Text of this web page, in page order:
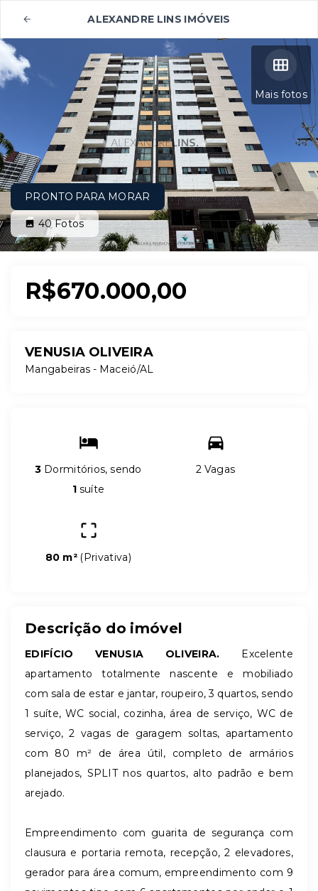
ALEXANDRE LINS IMÓVEIS
Mais fotos
PRONTO PARA MORAR
40Fotos
R$670.000,00
VENUSIA OLIVEIRA
Mangabeiras - Maceió/AL
3 Dormitórios, sendo
1 suíte
2 Vagas
80 m² (Privativa)
Descrição do imóvel
EDIFÍCIO VENUSIA OLIVEIRA. Excelente
apartamento totalmente nascente e mobiliado
com sala de estar e jantar, roupeiro, 3 quartos, sendo
1 suíte, WC social, cozinha, área de serviço, WC de
serviço, 2 vagas de garagem soltas, apartamento
com 80 m² de área útil, completo de armários
planejados, SPLIT nos quartos, alto padrão e bem
arejado.
Empreendimento com guarita de segurança com
clausura e portaria remota, recepção, 2 elevadores,
gerador para área comum, empreendimento com 9